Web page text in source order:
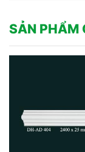
SẢN PHẨM